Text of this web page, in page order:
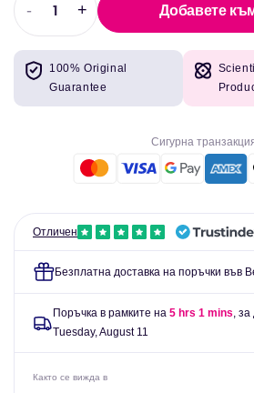
Намаляване
на
количеството
за
Jordan
-
Увеличете
количеството
Jordan
kettlebell
+ Добавете
100% Original
Guarantee
Сигурна
Отличен
Безплатна доставка на поръчки във
Поръчка в рамките на 5 hrs 1 mins, за
Tuesday, August 11
Както се вижда в